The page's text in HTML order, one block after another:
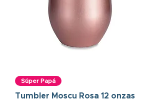
Súper Papá
Tumbler Moscu Rosa 12 onzas